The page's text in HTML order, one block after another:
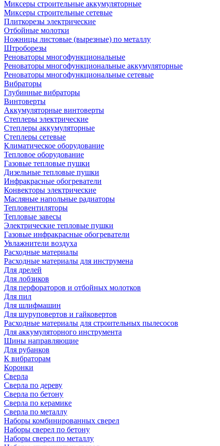
Миксеры строительные аккумуляторные
Миксеры строительные сетевые
Плиткорезы электрические
Отбойные молотки
Ножницы листовые (вырезные) по металлу
Штроборезы
Реноваторы многофункциональные
Реноваторы многофункциональные аккумуляторные
Реноваторы многофункциональные сетевые
Вибраторы
Глубинные вибраторы
Винтоверты
Аккумуляторные винтоверты
Степлеры электрические
Степлеры аккумуляторные
Степлеры сетевые
Климатическое оборудование
Тепловое оборудование
Газовые тепловые пушки
Дизельные тепловые пушки
Инфракрасные обогреватели
Конвекторы электрические
Масляные напольные радиаторы
Тепловентиляторы
Тепловые завесы
Электрические тепловые пушки
Газовые инфракрасные обогреватели
Увлажнители воздуха
Расходные материалы
Расходные материалы для инструмена
Для дрелей
Для лобзиков
Для перфораторов и отбойных молотков
Для пил
Для шлифмашин
Для шуруповертов и гайковертов
Расходные материалы для строительных пылесосов
Для аккумуляторного инструмента
Шины направляющие
Для рубанков
К вибраторам
Коронки
Сверла
Сверла по дереву
Сверла по бетону
Сверла по керамике
Сверла по металлу
Наборы комбинированных сверел
Наборы сверел по бетону
Наборы сверел по металлу